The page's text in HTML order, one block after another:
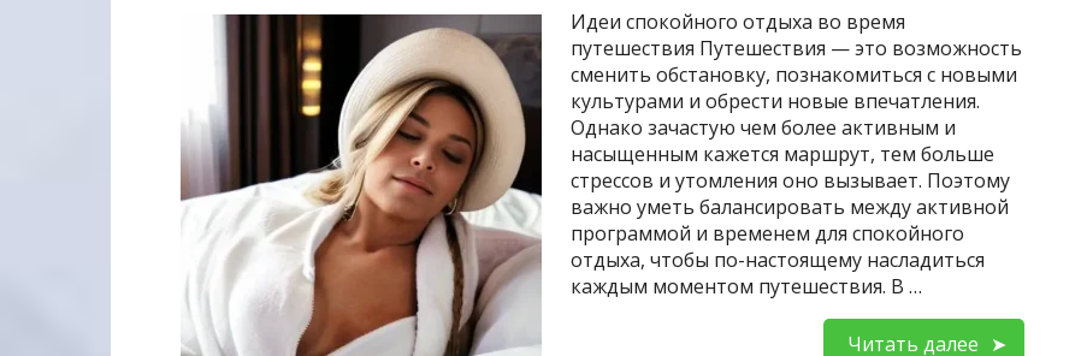
Идеи спокойного отдыха во время
путешествия Путешествия — это возможность
сменить обстановку, познакомиться с новыми
культурами и обрести новые впечатления.
Однако зачастую чем более активным и
насыщенным кажется маршрут, тем больше
стрессов и утомления оно вызывает. Поэтому
важно уметь балансировать между активной
программой и временем для спокойного
отдыха, чтобы по-настоящему насладиться
каждым моментом путешествия. В …
Читать далее